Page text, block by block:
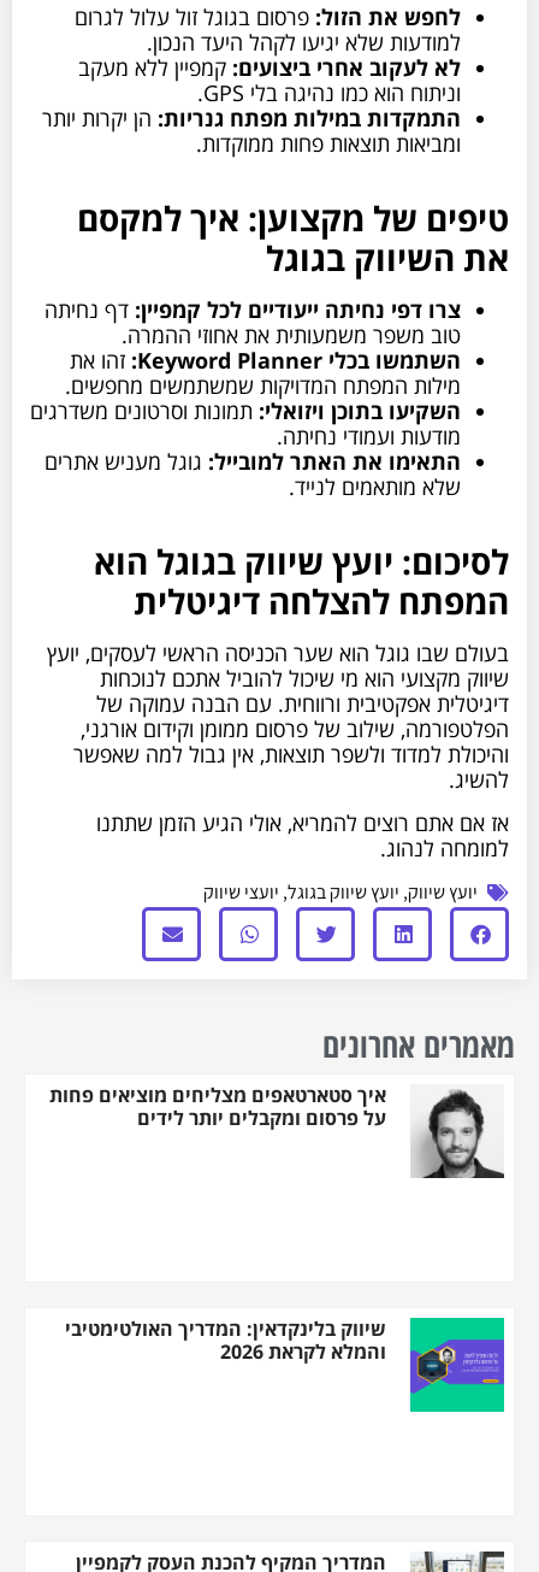
לחפש את הזול:פרסום בגוגל זול עלול לגרום
למודעות שלא יגיעו לקהל היעד הנכון.
לא לעקוב אחרי ביצועים:קמפיין ללא מעקב
וניתוח הוא כמו נהיגה בלי GPS.
התמקדות במילות מפתח גנריות:הן יקרות יותר
ומביאות תוצאות פחות ממוקדות.
טיפים של מקצוען: איך למקסם
את השיווק בגוגל
צרו דפי נחיתה ייעודיים לכל קמפיין:דף נחיתה
טוב משפר משמעותית את אחוזי ההמרה.
השתמשו בכלי Keyword Planner:
זהו את
מילות המפתח המדויקות שמשתמשים מחפשים.
השקיעו בתוכן ויזואלי:תמונות וסרטונים משדרגים
מודעות ועמודי נחיתה.
התאימו את האתר למובייל:גוגל מעניש אתרים
שלא מותאמים לנייד.
לסיכום: יועץ שיווק בגוגל הוא
המפתח להצלחה דיגיטלית
בעולם שבו גוגל הוא שער הכניסה הראשי לעסקים, יועץ
שיווק מקצועי הוא מי שיכול להוביל אתכם לנוכחות
דיגיטלית אפקטיבית ורווחית. עם הבנה עמוקה של
הפלטפורמה, שילוב של פרסום ממומן וקידום אורגני,
והיכולת למדוד ולשפר תוצאות, אין גבול למה שאפשר
להשיג.
אז אם אתם רוצים להמריא, אולי הגיע הזמן שתתנו
למומחה לנהוג.
יועץ שיווק,יועץ שיווק בגוגל,יועצי שיווק
מאמרים אחרונים
איך סטארטאפים מצליחים מוציאים פחות
על פרסום ומקבלים יותר לידים
שיווק בלינקדאין: המדריך האולטימטיבי
והמלא לקראת 2026
המדריך המקיף להכנת העסק לקמפיין